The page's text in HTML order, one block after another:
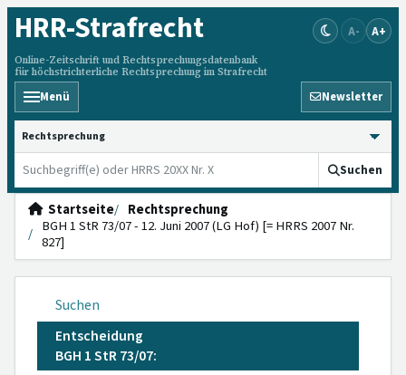
HRR-Strafrecht
Online-Zeitschrift und Rechtsprechungsdatenbank
für höchstrichterliche Rechtsprechung im Strafrecht
A- A+
Menü Newsletter
HRRS durchsuchen
Suchen
Startseite
Rechtsprechung
BGH 1 StR 73/07 - 12. Juni 2007 (LG Hof) [= HRRS 2007 Nr.
827]
Suchen
Entscheidung
BGH 1 StR 73/07: